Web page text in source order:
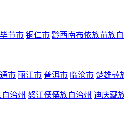
毕节市 铜仁市 黔西南布依族苗族
市 丽江市 普洱市 临沧市 楚雄彝
治州 怒江傈僳族自治州 迪庆藏